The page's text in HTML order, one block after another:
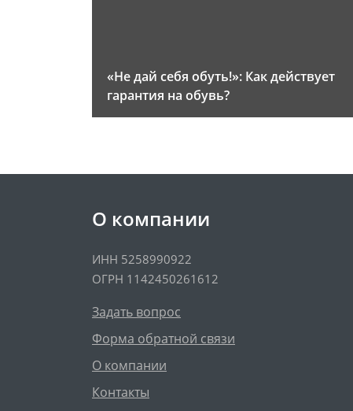
«Не дай себя обуть!»: Как действует
гарантия на обувь?
О компании
ИНН 5258990922
ОГРН 1142450261612
Задать вопрос
Форма обратной связи
О компании
Контакты